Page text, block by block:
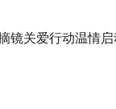
镜关爱行动温情启